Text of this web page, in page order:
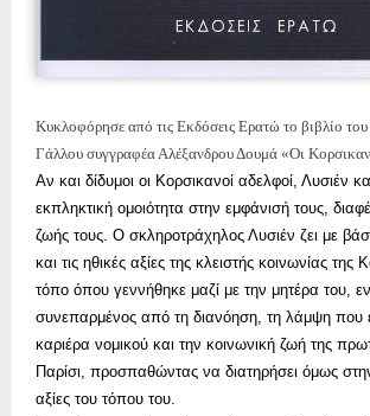
Κυκλοφόρησε από τις Εκδόσεις Ερατώ το βιβλίο
Γάλλου συγγραφέα Αλέξανδρου Δουμά «Οι
Αν και δίδυμοι οι Κορσικανοί αδελφοί, Λυσιέν
εκπληκτική ομοιότητα στην εμφάνισή τους,
ζωής τους. Ο σκληροτράχηλος Λυσιέν ζει με
και τις ηθικές αξίες της κλειστής κοινωνίας της
τόπο όπου γεννήθηκε μαζί με την μητέρα του,
συνεπαρμένος από τη διανόηση, τη λάμψη που
καριέρα νομικού και την κοινωνική ζωή της
Παρίσι, προσπαθώντας να διατηρήσει όμως
αξίες του τόπου του.